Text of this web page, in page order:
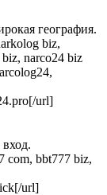
география.
biz,
narco24 biz
url]
com, bbt777 biz,
url]